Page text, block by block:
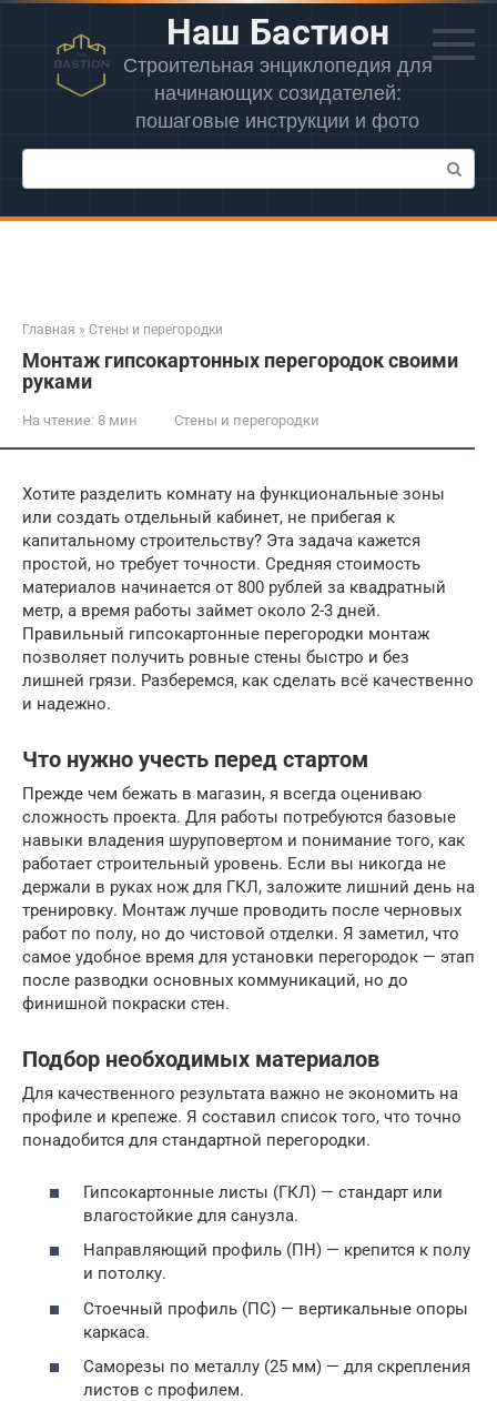
Перейти
контенту
Наш Бастион
Строительная энциклопедия для
начинающих созидателей:
пошаговые инструкции и фото
Поиск:
Главная » Стены и перегородки
Монтаж гипсокартонных перегородок своими
руками
На чтение: 8 мин Стены и перегородки
Хотите разделить комнату на функциональные зоны
или создать отдельный кабинет, не прибегая к
капитальному строительству? Эта задача кажется
простой, но требует точности. Средняя стоимость
материалов начинается от 800 рублей за квадратный
метр, а время работы займет около 2-3 дней.
Правильный гипсокартонные перегородки монтаж
позволяет получить ровные стены быстро и без
лишней грязи. Разберемся, как сделать всё качественно
и надежно.
Что нужно учесть перед стартом
Прежде чем бежать в магазин, я всегда оцениваю
сложность проекта. Для работы потребуются базовые
навыки владения шуруповертом и понимание того, как
работает строительный уровень. Если вы никогда не
держали в руках нож для ГКЛ, заложите лишний день на
тренировку. Монтаж лучше проводить после черновых
работ по полу, но до чистовой отделки. Я заметил, что
самое удобное время для установки перегородок — этап
после разводки основных коммуникаций, но до
финишной покраски стен.
Подбор необходимых материалов
Для качественного результата важно не экономить на
профиле и крепеже. Я составил список того, что точно
понадобится для стандартной перегородки.
Гипсокартонные листы (ГКЛ) — стандарт или
влагостойкие для санузла.
Направляющий профиль (ПН) — крепится к полу
и потолку.
Стоечный профиль (ПС) — вертикальные опоры
каркаса.
Саморезы по металлу (25 мм) — для скрепления
листов с профилем.